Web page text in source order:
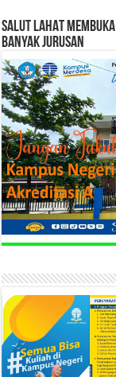
SALUT LAHAT
BANYAK JURUSAN